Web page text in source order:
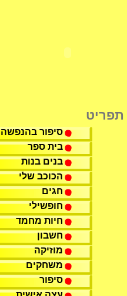
תפריט
סיפור בהנפשה
בית ספר
בנים בנות
הכוכב שלי
חגים
חופשילי
חיות מחמד
חשבון
מוזיקה
משחקים
סיפור